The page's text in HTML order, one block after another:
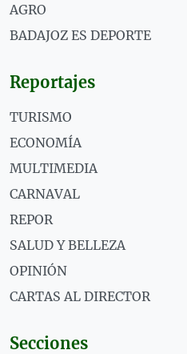
AGRO
BADAJOZ ES DEPORTE
Reportajes
TURISMO
ECONOMÍA
MULTIMEDIA
CARNAVAL
REPOR
SALUD Y BELLEZA
OPINIÓN
CARTAS AL DIRECTOR
Secciones